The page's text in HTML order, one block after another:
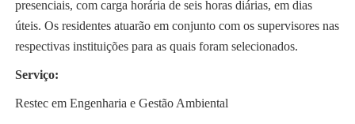
presenciais, com carga horária de seis horas diárias, em dias
úteis. Os residentes atuarão em conjunto com os supervisores nas
respectivas instituições para as quais foram selecionados.
Serviço:
Restec em Engenharia e Gestão Ambiental